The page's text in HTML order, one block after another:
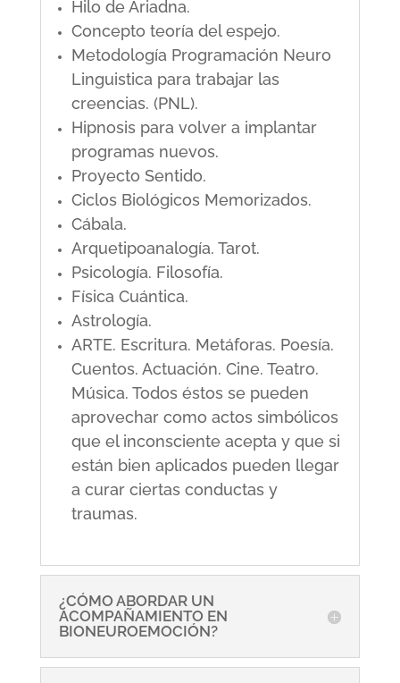
Hilo de Ariadna.
Concepto teoría del espejo.
Metodología Programación Neuro
Linguistica para trabajar las
creencias. (PNL).
Hipnosis para volver a implantar
programas nuevos.
Proyecto Sentido.
Ciclos Biológicos Memorizados.
Cábala.
Arquetipoanalogía. Tarot.
Psicología. Filosofía.
Física Cuántica.
Astrología.
ARTE. Escritura. Metáforas. Poesía.
Cuentos. Actuación. Cine. Teatro.
Música. Todos éstos se pueden
aprovechar como actos simbólicos
que el inconsciente acepta y que si
están bien aplicados pueden llegar
a curar ciertas conductas y
traumas.
¿CÓMO ABORDAR UN
ACOMPAÑAMIENTO EN
BIONEUROEMOCIÓN?